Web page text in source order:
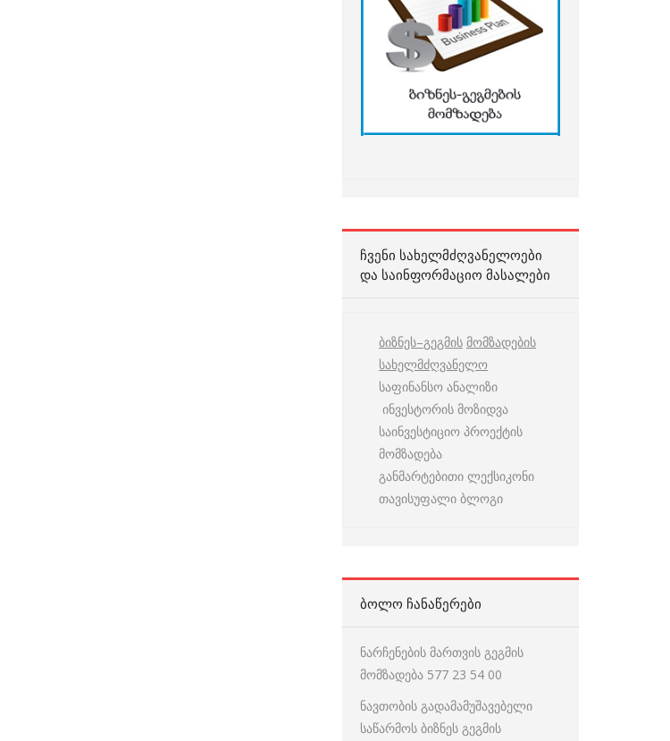
ᲩᲕᲔᲜᲘ ᲡᲐᲮᲔᲚᲛᲫᲦᲕᲐᲜᲔᲚᲝᲔᲑᲘ
ᲓᲐ ᲡᲐᲘᲜᲤᲝᲠᲛᲐᲪᲘᲝ ᲛᲐᲡᲐᲚᲔᲑᲘ
ბიზნეს–გეგმის მომზადების
სახელმძღვანელო
საფინანსო ანალიზი
ინვესტორის მოზიდვა
საინვესტიციო პროექტის
მომზადება
განმარტებითი ლექსიკონი
თავისუფალი ბლოგი
ᲑᲝᲚᲝ ᲩᲐᲜᲐᲬᲔᲠᲔᲑᲘ
ნარჩენების მართვის გეგმის
მომზადება 577 23 54 00
ნავთობის გადამამუშავებელი
საწარმოს ბიზნეს გეგმის